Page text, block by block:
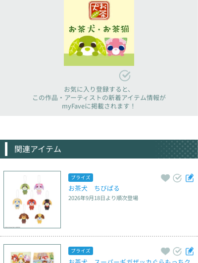
お気に入り登録すると、
この作品・アーティストの新着アイテム情報が
myFaveに掲載されます！
関連アイテム
プライズ
お茶犬　ちびぱる
2026年9月18日より順次登場
プライズ